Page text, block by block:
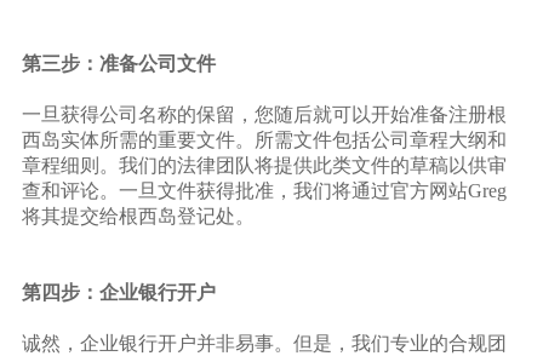
第三步：准备公司文件
一旦获得公司名称的保留，您随后就可以开始准备注册根
西岛实体所需的重要文件。所需文件包括公司章程大纲和
章程细则。我们的法律团队将提供此类文件的草稿以供审
查和评论。一旦文件获得批准，我们将通过官方网站Greg
将其提交给根西岛登记处。
第四步：企业银行开户
诚然，企业银行开户并非易事。但是，我们专业的合规团